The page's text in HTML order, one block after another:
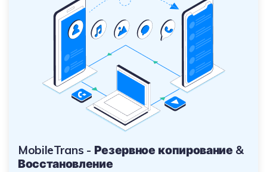
MobileTrans - Резервное копирование &
Восстановление